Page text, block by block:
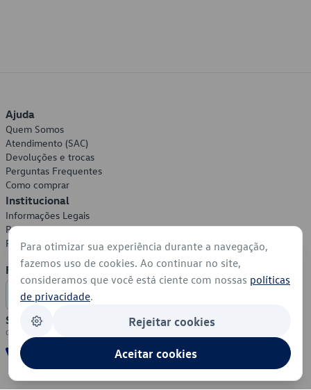
Ajuda
Quem Somos
Atendimento (SAC)
Devoluções e trocas
Perguntas Frequentes
Como comprar
Institucional
Informações Legais
Política de Privacidade
Política de Cookies
Formas de Pagamento
Segurança
Para otimizar sua experiência durante a navegação,
fazemos uso de cookies. Ao continuar no site,
consideramos que você está ciente com nossas políticas
de privacidade.
Rejeitar cookies
Aceitar cookies